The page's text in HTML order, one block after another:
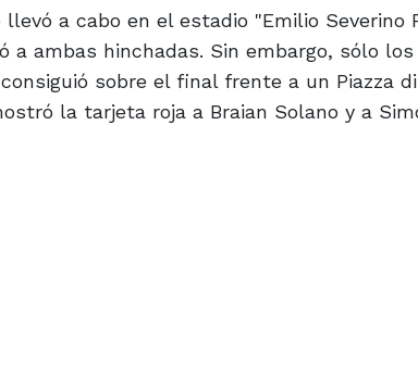
a cabo en el estadio "Emilio Severino
ambas hinchadas. Sin embargo, sólo
sobre el final frente a un Piazza
la tarjeta roja a Braian Solano y a